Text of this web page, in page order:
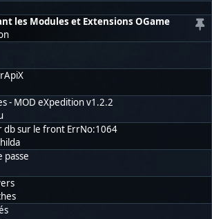
les Modules et Extensions OGame
- MOD eXpedition v1.2.2
sur le front ErrNo:1064
passe